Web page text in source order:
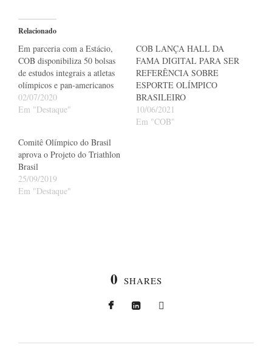
Relacionado
Em parceria com a Estácio,
COB disponibiliza 50 bolsas
de estudos integrais a atletas
olímpicos e pan-americanos
02/07/2020
Em "Destaque"
COB LANÇA HALL DA
FAMA DIGITAL PARA SER
REFERÊNCIA SOBRE
ESPORTE OLÍMPICO
BRASILEIRO
10/06/2021
Em "COB"
Comitê Olímpico do Brasil
aprova o Projeto do Triathlon
Brasil
25/09/2019
Em "Destaque"
0 SHARES